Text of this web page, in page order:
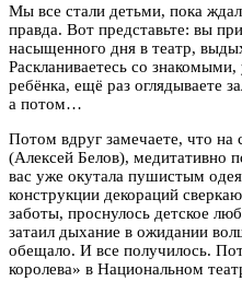
Мы все стали детьми, пока
правда. Вот представьте: вы
насыщенного дня в театр,
Раскланиваетесь со
ребёнка, ещё раз оглядываете
а потом…
Потом вдруг замечаете, что на
(Алексей Белов), медитативно
вас уже окутала пушистым
конструкции декораций
заботы, проснулось детское
затаил дыхание в ожидании
обещало. И все получилось.
королева» в Национальном